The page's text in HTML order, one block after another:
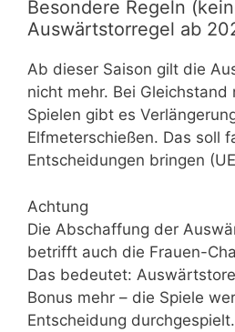
Besondere Regeln
Auswärtstorregel ab
Ab dieser Saison gilt die
nicht mehr. Bei Gleichstand
Spielen gibt es
Elfmeterschießen. Das soll
Entscheidungen bringen
Achtung
Die Abschaffung der
betrifft auch die Frauen-
Das bedeutet:
Bonus mehr – die Spiele
Entscheidung